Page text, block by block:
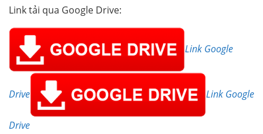
Link tải qua Google Drive:
Link Google
Drive Link Google
Drive